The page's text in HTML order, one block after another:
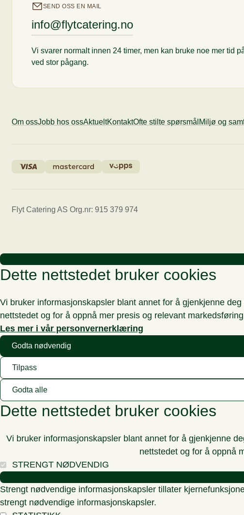
SEND OSS EN MAIL
info@flytcatering.no
Vi svarer normalt innen 24 timer, men kan bruke noe mer tid
ved stor pågang.
Om ossJobb hos ossAktueltKontaktOfte stilte spørsmål Miljø og
Flyt Catering AS Org.nr: 915 379 974
Dette nettstedet bruker cookies
Vi bruker informasjonskapsler blant annet for å gjenkjenne
nettstedet og for å oppnå mer presis og relevant
Les mer i vår personvernerklæring
Godta nødvendig
Tilpass
Godta alle
Dette nettstedet bruker cookies
Vi bruker informasjonskapsler blant annet for å gjenkjenne
nettstedet og for å oppnå
STRENGT NØDVENDIG
Strengt nødvendige informasjonskapsler tillater
strengt nødvendige informasjonskapsler.